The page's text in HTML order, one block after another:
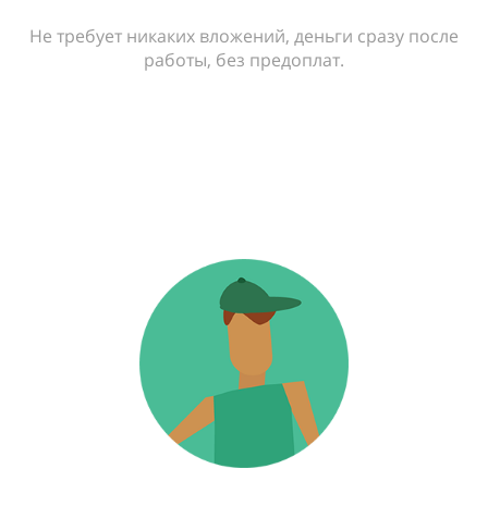
Не требует никаких вложений, деньги сразу после
работы, без предоплат.